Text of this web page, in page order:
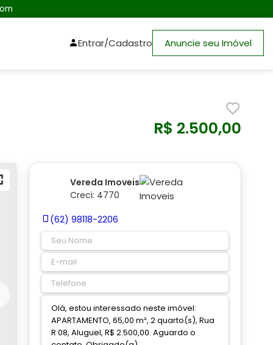
Entrar/Cadastro Anuncie seu Imóvel
R$ 2.500,00
Vereda Imoveis
Creci: 4770
(62) 98118-2206